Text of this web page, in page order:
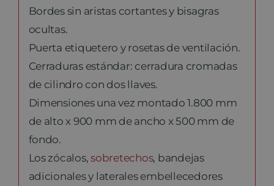
Bordes sin aristas cortantes y bisagras
ocultas.
Puerta etiquetero y rosetas de ventilación.
Cerraduras estándar: cerradura cromadas
de cilindro con dos llaves.
Dimensiones una vez montado 1.800 mm
de alto x 900 mm de ancho x 500 mm de
fondo.
Los zócalos,sobretechos, bandejas
adicionales y laterales embellecedores